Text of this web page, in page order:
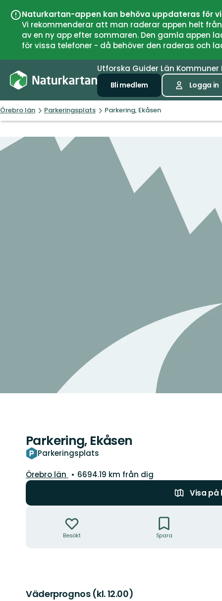
Naturkartan-appen kan behöva uppdateras för
Vi rekommenderar att man raderar appen helt
av en ny app efter sommaren. Den gamla
för vissa telefoner - då behöver den raderas och
Utforska Guider Län Kommuner
Bli medlem Logga in
Örebro län Parkeringsplats Parkering, Ekåsen
Parkering, Ekåsen
Parkeringsplats
Län:
Örebro län
6694.19 km från dig
Visa på
Besökt Spara
Väderprognos (kl. 12.00)